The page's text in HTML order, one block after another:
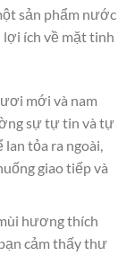
sản phẩm nước
lợi ích về mặt tinh
mới và nam
sự tự tin và tự
tỏa ra ngoài,
giao tiếp và
hương thích
cảm thấy thư